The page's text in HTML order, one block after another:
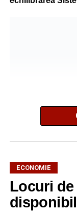
Potrivit unui
gradual, în
Reprezentanții
ECONOMIE
Locuri